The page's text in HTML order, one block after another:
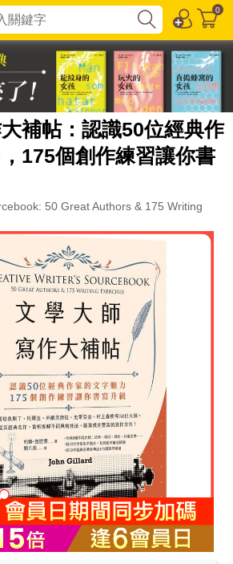
0
補帖：認識50位經典作
175個創作練習讓你書
50 Great Authors & 175 Writing